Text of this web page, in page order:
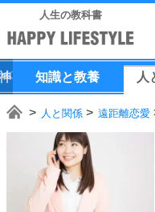
人生の教科書
知識と教養 人
人と関係 遠距離恋愛